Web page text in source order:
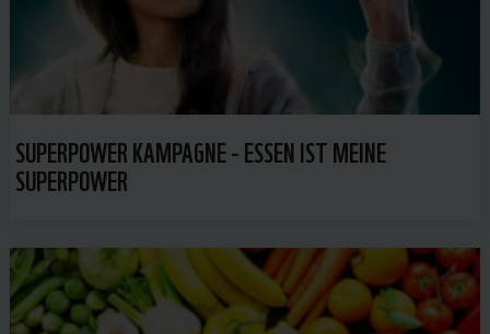
SUPERPOWER KAMPAGNE - ESSEN IST MEINE
SUPERPOWER